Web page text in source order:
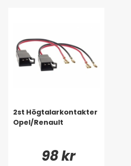
2st Högtalarkontakter
Opel/Renault
98 kr